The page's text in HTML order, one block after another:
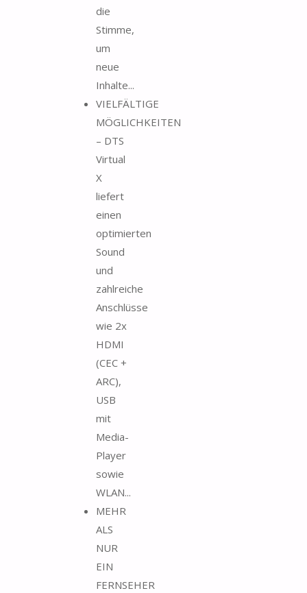
die
Stimme,
um
neue
Inhalte...
VIELFÄLTIGE
MÖGLICHKEITEN
– DTS
Virtual
X
liefert
einen
optimierten
Sound
und
zahlreiche
Anschlüsse
wie 2x
HDMI
(CEC +
ARC),
USB
mit
Media-
Player
sowie
WLAN...
MEHR
ALS
NUR
EIN
FERNSEHER